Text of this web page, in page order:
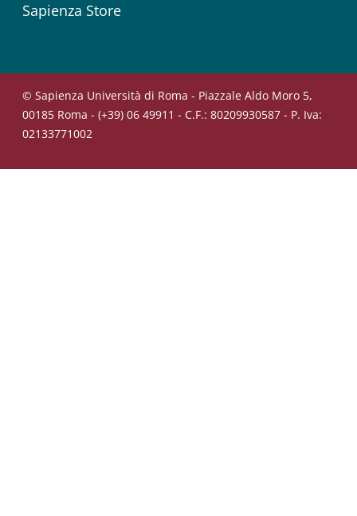
Sapienza Store
© Sapienza Università di Roma - Piazzale Aldo Moro 5,
00185 Roma - (+39) 06 49911 - C.F.: 80209930587 - P. Iva:
02133771002